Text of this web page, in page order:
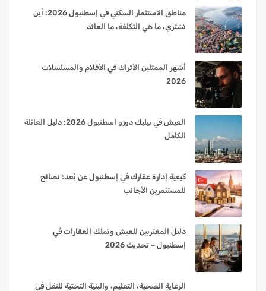
مناطق الاستثمار السكني في إسطنبول 2026: أين
تشتري، ما هي التكلفة، ما العائد
أشهر الممثلين الأتراك في الأفلام والمسلسلات
2026
العيش في بيليك دوزو اسطنبول 2026: دليل العائلة
الكامل
كيفية إدارة عقارك في إسطنبول عن بُعد: نصائح
للمستثمرين الأجانب
دليل المغتربين للعيش وتملك العقارات في
إسطنبول – تحديث 2026
الرعاية الصحية، التعليم، والبنية التحتية للنقل في